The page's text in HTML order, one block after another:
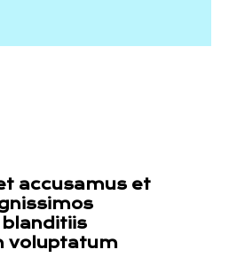
accusamus et
voluptatum